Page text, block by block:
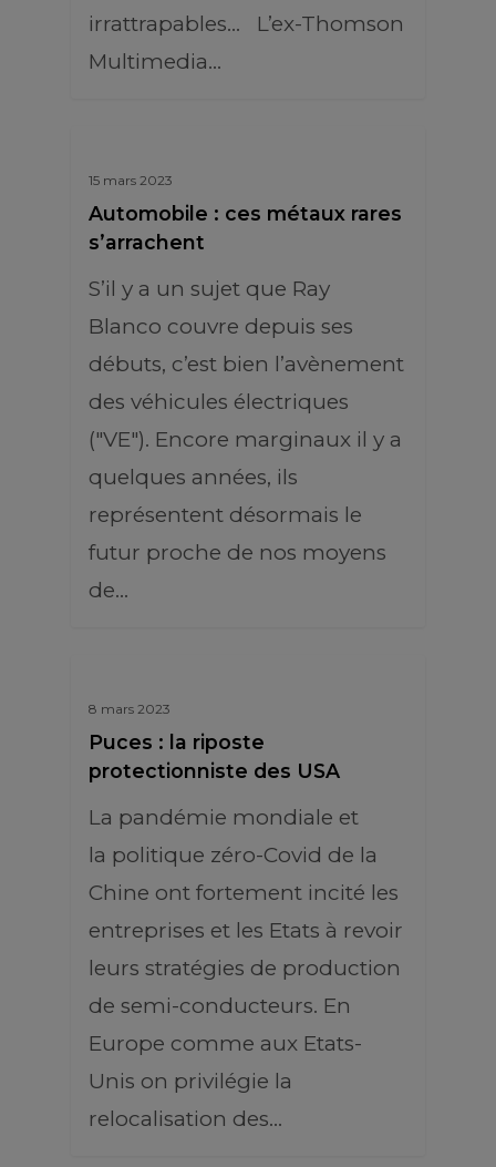
irrattrapables… L’ex-Thomson
Multimedia…
15 mars 2023
Automobile : ces métaux rares
s’arrachent
S’il y a un sujet que Ray
Blanco couvre depuis ses
débuts, c’est bien l’avènement
des véhicules électriques
("VE"). Encore marginaux il y a
quelques années, ils
représentent désormais le
futur proche de nos moyens
de…
8 mars 2023
Puces : la riposte
protectionniste des USA
La pandémie mondiale et
la politique zéro-Covid de la
Chine ont fortement incité les
entreprises et les Etats à revoir
leurs stratégies de production
de semi-conducteurs. En
Europe comme aux Etats-
Unis on privilégie la
relocalisation des…